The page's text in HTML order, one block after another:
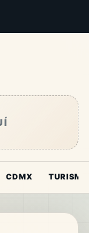
CDMX TURISMO